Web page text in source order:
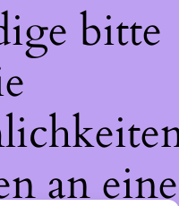
bitte
an